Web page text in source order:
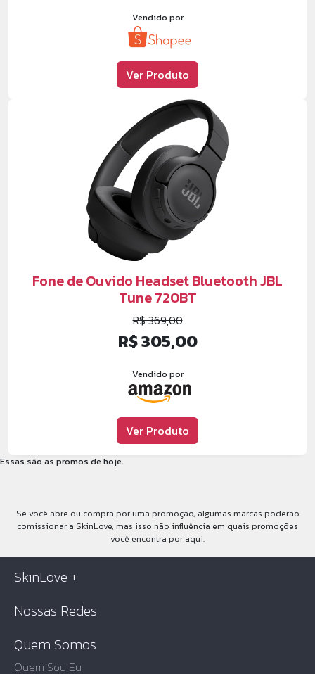
Vendido por
Ver Produto
Fone de Ouvido Headset Bluetooth JBL
Tune 720BT
R$ 369,00
R$ 305,00
Vendido por
Ver Produto
Essas são as promos de hoje.
Se você abre ou compra por uma promoção, algumas marcas poderão
comissionar a SkinLove, mas isso não influência em quais promoções
você encontra por aqui.
SkinLove +
Nossas Redes
Quem Somos
Quem Sou Eu